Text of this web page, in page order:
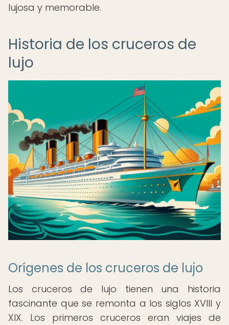
lujosa y memorable.
Historia de los cruceros de
lujo
Orígenes de los cruceros de lujo
Los cruceros de lujo tienen una historia
fascinante que se remonta a los siglos XVIII y
XIX. Los primeros cruceros eran viajes de